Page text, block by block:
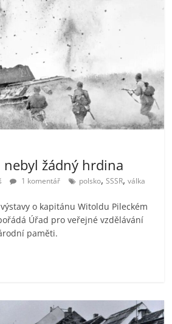
žádný hrdina
1 komentář polsko,SSSR,válka
o kapitánu Witoldu Pileckém
Úřad pro veřejné vzdělávání
paměti.